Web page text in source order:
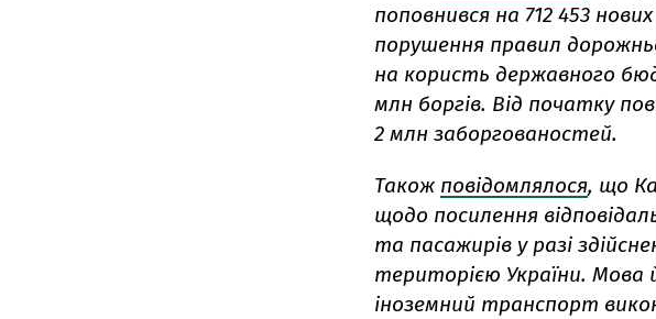
поповнився на 712 453
порушення правил
на користь державного
млн боргів. Від початку
2 млн заборгованостей.
Також повідомлялося, що
щодо посилення
та пасажирів у разі
територією України. Мова
іноземний транспорт